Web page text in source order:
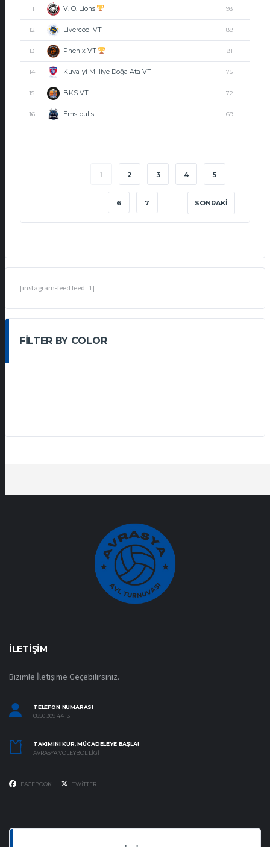
11 V. O. Lions 93
12 Livercool VT 89
13 Phenix VT 81
14 Kuva-yi Milliye Doğa Ata VT 75
15 BKS VT 72
16 Emsibulls 69
1 2 3 4 5
6 7 SONRAKI
[instagram-feed feed=1]
FILTER BY COLOR
İLETIŞIM
Bizimle İletişime Geçebilirsiniz.
TELEFON NUMARASI
0850 309 44 13
TAKIMINI KUR, MÜCADELEYE BAŞLA!
AVRASYA VOLEYBOL LIGI
FACEBOOK TWITTER